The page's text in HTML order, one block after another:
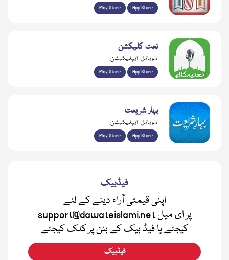
Play Store App Store
نعت کلیکشن
موبائل ایپلیکیشن
Play Store App Store
بہار شریعت
موبائل ایپلیکیشن
Play Store App Store
فیڈبیک
اپنی قیمتی آراء دینے کے لئے
support@dawateislami.net پر ای میل
کیجئے یا فیڈ بیک کے بٹن پر کلک کیجئے
فیڈبیک